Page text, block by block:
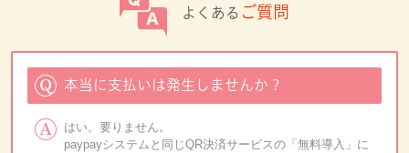
よくある ご質問
本当に支払いは発生しませんか？
はい。要りません。
paypayシステムと同じQR決済サービスの「無料導入」に